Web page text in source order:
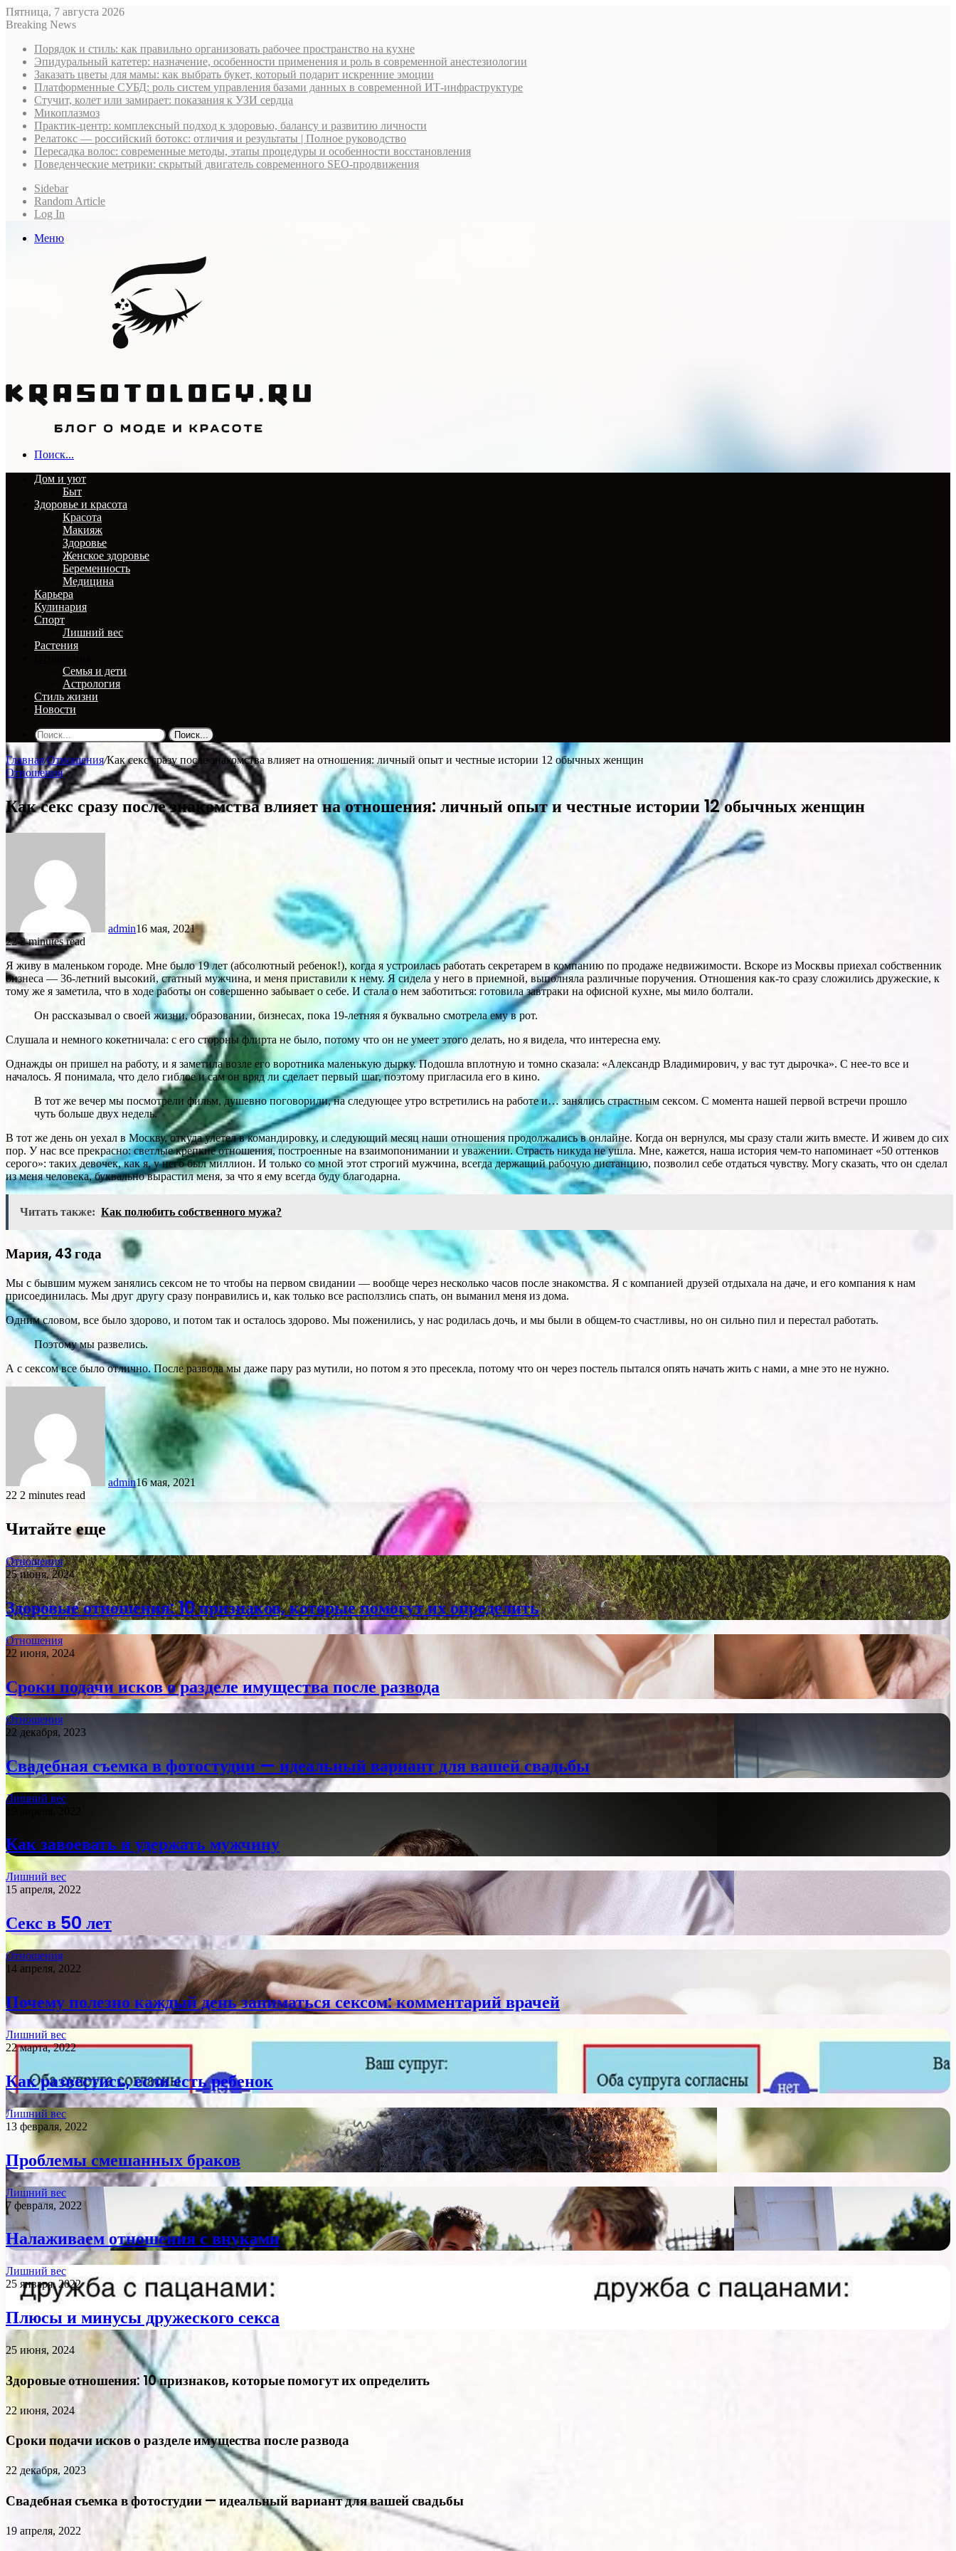
Пятница, 7 августа 2026
Breaking News
Порядок и стиль: как правильно организовать рабочее пространство на кухне
Эпидуральный катетер: назначение, особенности применения и роль в современной анестезиологии
Заказать цветы для мамы: как выбрать букет, который подарит искренние эмоции
Платформенные СУБД: роль систем управления базами данных в современной ИТ-инфраструктуре
Стучит, колет или замирает: показания к УЗИ сердца
Микоплазмоз
Практик-центр: комплексный подход к здоровью, балансу и развитию личности
Релатокс — российский ботокс: отличия и результаты | Полное руководство
Пересадка волос: современные методы, этапы процедуры и особенности восстановления
Поведенческие метрики: скрытый двигатель современного SEO-продвижения
Sidebar
Random Article
Log In
Меню
Поиск...
Дом и уют
Быт
Здоровье и красота
Красота
Макияж
Здоровье
Женское здоровье
Беременность
Медицина
Карьера
Кулинария
Спорт
Лишний вес
Растения
Семья и дети
Астрология
Стиль жизни
Новости
Поиск...
Главная/Отношения/Как секс сразу после знакомства влияет на отношения: личный опыт и честные истории 12 обычных женщин
Отношения
Как секс сразу после знакомства влияет на отношения: личный опыт и честные истории 12 обычных женщин
admin16 мая, 2021
222 minutes read
Я живу в маленьком городе. Мне было 19 лет (абсолютный ребенок!), когда я устроилась работать секретарем в компанию по продаже недвижимости. Вскоре из Москвы приехал собственник
бизнеса — 36-летний высокий, статный мужчина, и меня приставили к нему. Я сидела у него в приемной, выполняла различные поручения. Отношения как-то сразу сложились дружеские, к
тому же я заметила, что в ходе работы он совершенно забывает о себе. И стала о нем заботиться: готовила завтраки на офисной кухне, мы мило болтали.
Он рассказывал о своей жизни, образовании, бизнесах, пока 19-летняя я буквально смотрела ему в рот.
Слушала и немного кокетничала: с его стороны флирта не было, потому что он не умеет этого делать, но я видела, что интересна ему.
Однажды он пришел на работу, и я заметила возле его воротника маленькую дырку. Подошла вплотную и томно сказала: «Александр Владимирович, у вас тут дырочка». С нее-то все и
началось. Я понимала, что дело гиблое и сам он вряд ли сделает первый шаг, поэтому пригласила его в кино.
В тот же вечер мы посмотрели фильм, душевно поговорили, на следующее утро встретились на работе и… занялись страстным сексом. С момента нашей первой встречи прошло
чуть больше двух недель.
В тот же день он уехал в Москву, откуда улетел в командировку, и следующий месяц наши отношения продолжались в онлайне. Когда он вернулся, мы сразу стали жить вместе. И живем до сих
пор. У нас все прекрасно: светлые крепкие отношения, построенные на взаимопонимании и уважении. Страсть никуда не ушла. Мне, кажется, наша история чем-то напоминает «50 оттенков
серого»: таких девочек, как я, у него был миллион. И только со мной этот строгий мужчина, всегда держащий рабочую дистанцию, позволил себе отдаться чувству. Могу сказать, что он сделал
из меня человека, буквально вырастил меня, за что я ему всегда буду благодарна.
Читать также: Как полюбить собственного мужа?
Мария, 43 года
Мы с бывшим мужем занялись сексом не то чтобы на первом свидании — вообще через несколько часов после знакомства. Я с компанией друзей отдыхала на даче, и его компания к нам
присоединилась. Мы друг другу сразу понравились и, как только все расползлись спать, он выманил меня из дома.
Одним словом, все было здорово, и потом так и осталось здорово. Мы поженились, у нас родилась дочь, и мы были в общем-то счастливы, но он сильно пил и перестал работать.
Поэтому мы развелись.
А с сексом все было отлично. После развода мы даже пару раз мутили, но потом я это пресекла, потому что он через постель пытался опять начать жить с нами, а мне это не нужно.
admin16 мая, 2021
22 2 minutes read
Читайте еще
Отношения
25 июня, 2024
Здоровые отношения: 10 признаков, которые помогут их определить
Отношения
22 июня, 2024
Сроки подачи исков о разделе имущества после развода
Отношения
22 декабря, 2023
Свадебная съемка в фотостудии — идеальный вариант для вашей свадьбы
Лишний вес
Как завоевать и удержать мужчину
Лишний вес
15 апреля, 2022
Секс в 50 лет
Отношения
14 апреля, 2022
Почему полезно каждый день заниматься сексом: комментарий врачей
Лишний вес
22 марта, 2022
Как развестись, если есть ребенок
Лишний вес
13 февраля, 2022
Проблемы смешанных браков
Лишний вес
7 февраля, 2022
Налаживаем отношения с внуками
Лишний вес
25 января, 2022
Плюсы и минусы дружеского секса
25 июня, 2024
Здоровые отношения: 10 признаков, которые помогут их определить
22 июня, 2024
Сроки подачи исков о разделе имущества после развода
22 декабря, 2023
Свадебная съемка в фотостудии — идеальный вариант для вашей свадьбы
19 апреля, 2022